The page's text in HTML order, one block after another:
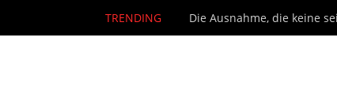
TRENDING Die Ausnahme, die keine